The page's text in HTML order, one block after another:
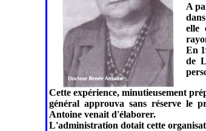
A
elle
En
de
Cette expérience, minutieusement
général approuva sans réserve le
Antoine venait d'élaborer.
L'administration dotait cette